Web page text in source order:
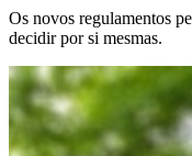
Os novos regulamentos
decidir por si mesmas.